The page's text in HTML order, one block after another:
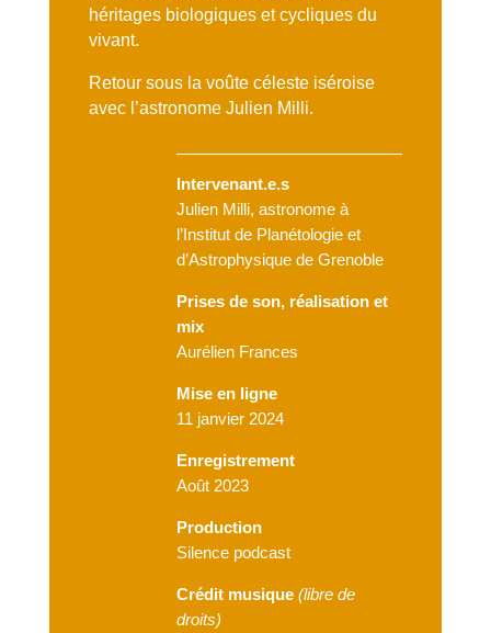
héritages biologiques et cycliques du
vivant.
Retour sous la voûte céleste iséroise
avec l’astronome Julien Milli.
Intervenant.e.s
Julien Milli, astronome à
l’Institut de Planétologie et
d’Astrophysique de Grenoble
Prises de son, réalisation et
mix
Aurélien Frances
Mise en ligne
11 janvier 2024
Enregistrement
Août 2023
Production
Silence podcast
Crédit musique (libre de
droits)